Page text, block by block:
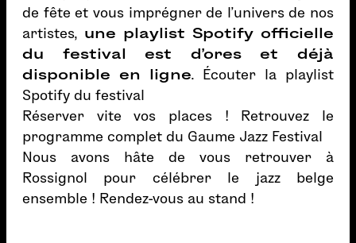
de fête et vous imprégner de l'univers de nos
artistes, une playlist Spotify officielle
du festival est d'ores et déjà
disponible en ligne
Écouter la playlist
Spotify du festival
Réserver vite vos places ! Retrouvez le
programme complet du Gaume Jazz Festival
Nous avons hâte de vous retrouver à
Rossignol pour célébrer le jazz belge
ensemble ! Rendez-vous au stand !